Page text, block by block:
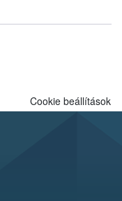
Cookie beállítások